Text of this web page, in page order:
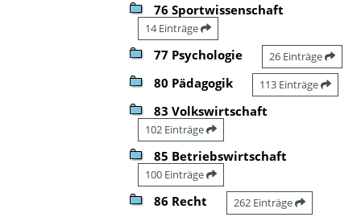
76 Sportwissenschaft
14 Einträge
77 Psychologie 26 Einträge
80 Pädagogik 113 Einträge
83 Volkswirtschaft
102 Einträge
85 Betriebswirtschaft
100 Einträge
86 Recht 262 Einträge